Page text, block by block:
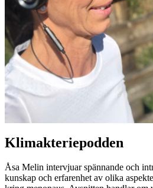
Klimakteriepodden
Åsa Melin intervjuar spännande och
kunskap och erfarenhet av olika